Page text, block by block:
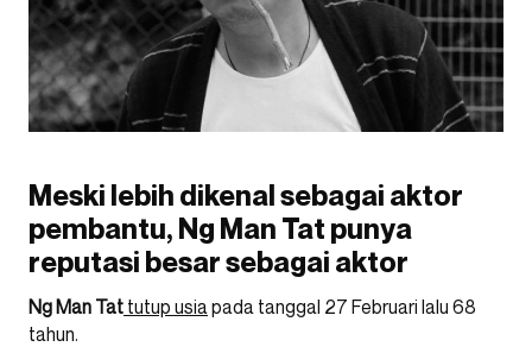
Meski lebih dikenal sebagai aktor
pembantu, Ng Man Tat punya
reputasi besar sebagai aktor
Ng Man Tat tutup usia pada tanggal 27 Februari lalu 68
tahun.